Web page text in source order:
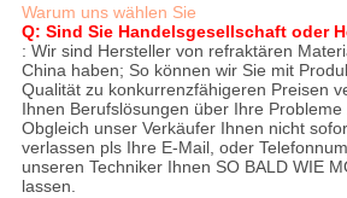
Warum uns wählen Sie
Q: Sind Sie Handelsgesellschaft oder
: Wir sind Hersteller von refraktären
China haben; So können wir Sie mit
Qualität zu konkurrenzfähigeren Preisen
Ihnen Berufslösungen über Ihre Probleme
Obgleich unser Verkäufer Ihnen nicht
verlassen pls Ihre E-Mail, oder
unseren Techniker Ihnen SO BALD WIE
lassen.